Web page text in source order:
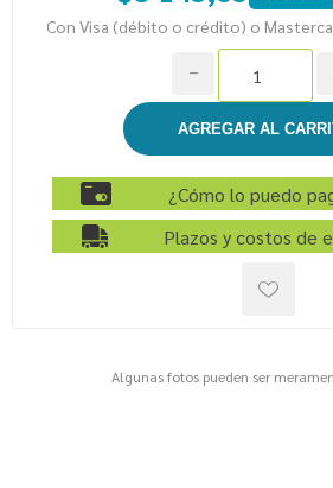
Con Visa (débito o crédito) o
h
¿Cómo lo puedo
Plazos y costos de
Algunas fotos pueden ser